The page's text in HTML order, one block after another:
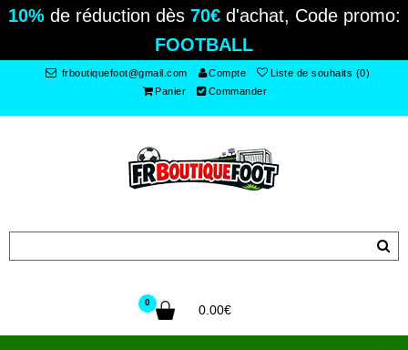
10%de réduction dès 70€d'achat, Code promo:
FOOTBALL
frboutiquefoot@gmail.com Compte
Liste de souhaits (0)
Panier
Commander
0
0.00€